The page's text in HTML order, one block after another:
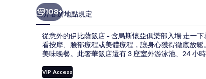
俱
樂
部
入
場
108+
簡介客房地點規定
從意外的伊比薩飯店 - 含烏斯懷亞俱樂部入場 走一
看按摩、臉部療程或美體療程，讓身心獲得徹底放
美味晚餐。此奢華飯店還有 3 座室外游泳池、24 小
VIP Access